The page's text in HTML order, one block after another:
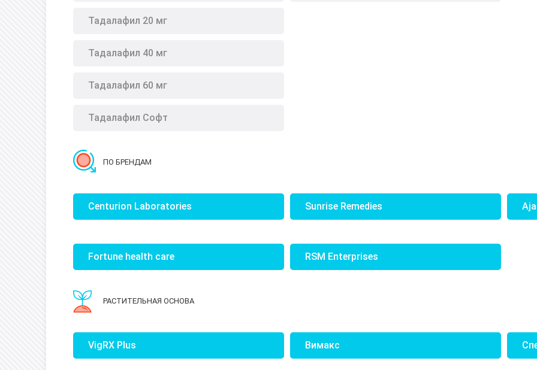
Тадалафил 20 мг
Тадалафил 40 мг
Тадалафил 60 мг
Тадалафил Софт
ПО БРЕНДАМ
Centurion Laboratories Sunrise Remedies
Fortune health care RSM Enterprises
РАСТИТЕЛЬНАЯ ОСНОВА
VigRX Plus Вимакс